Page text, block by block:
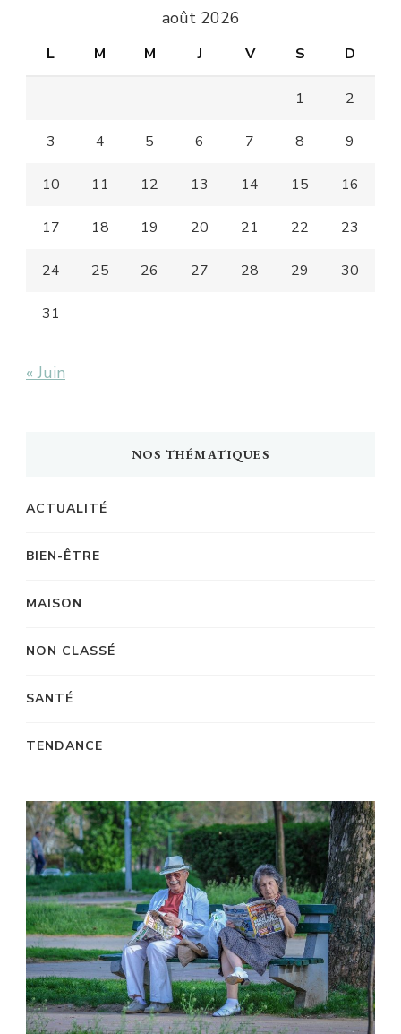
août 2026
L M M J V S D
1 2
3 4 5 6 7 8 9
10 11 12 13 14 15 16
17 18 19 20 21 22 23
24 25 26 27 28 29 30
31
« Juin
NOS THÉMATIQUES
ACTUALITÉ
BIEN-ÊTRE
MAISON
NON CLASSÉ
SANTÉ
TENDANCE